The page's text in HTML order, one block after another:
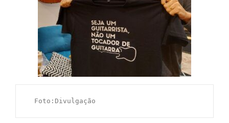
  Foto:Divulgação